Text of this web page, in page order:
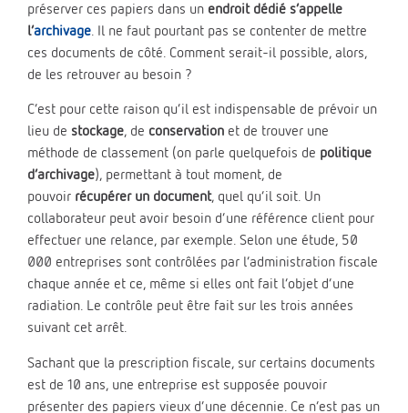
préserver ces papiers dans un endroit dédié s’appelle
l’archivage. Il ne faut pourtant pas se contenter de mettre
ces documents de côté. Comment serait-il possible, alors,
de les retrouver au besoin ?
C’est pour cette raison qu’il est indispensable de prévoir un
lieu de stockage, de conservation et de trouver une
méthode de classement (on parle quelquefois de politique
d’archivage), permettant à tout moment, de
pouvoir récupérer un document, quel qu’il soit. Un
collaborateur peut avoir besoin d’une référence client pour
effectuer une relance, par exemple. Selon une étude, 50
000 entreprises sont contrôlées par l’administration fiscale
chaque année et ce, même si elles ont fait l’objet d’une
radiation. Le contrôle peut être fait sur les trois années
suivant cet arrêt.
Sachant que la prescription fiscale, sur certains documents
est de 10 ans, une entreprise est supposée pouvoir
présenter des papiers vieux d’une décennie. Ce n’est pas un